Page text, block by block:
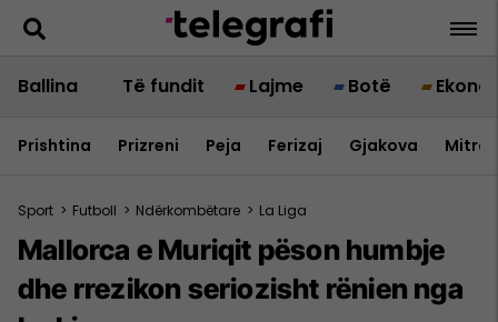
Ballina Të fundit Lajme Botë
Prishtina Prizreni Peja Ferizaj Gjakova
Sport > Futboll > Ndërkombëtare > La Liga
Mallorca e Muriqit pëson humbje
dhe rrezikon seriozisht rënien nga